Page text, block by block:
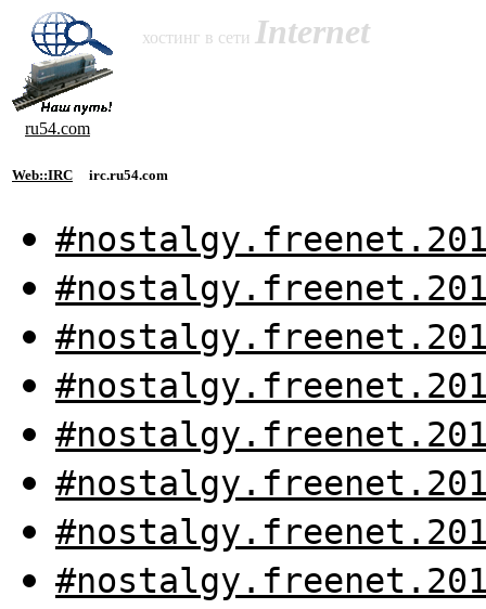
хостинг в сети Internet
ru54.com
Web::IRC irc.ru54.com